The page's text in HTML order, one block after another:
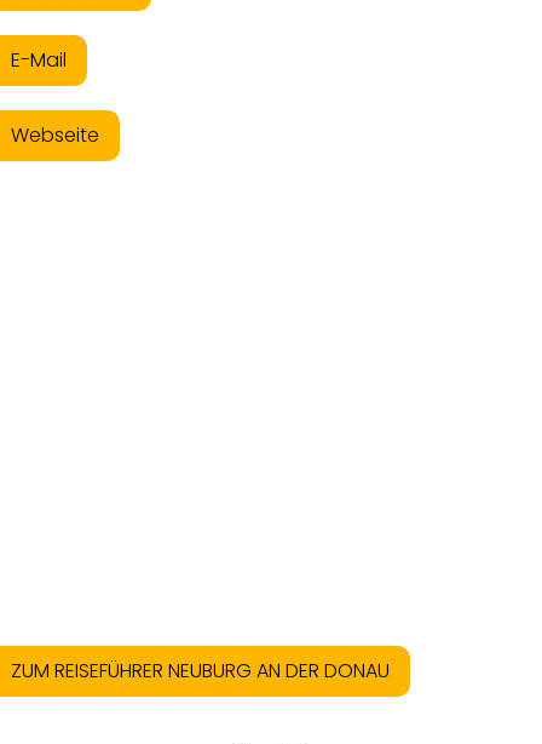
E-Mail
Webseite
ZUM REISEFÜHRER NEUBURG AN DER DONAU